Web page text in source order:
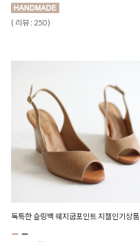
( 리뷰 : 250 )
독특한 슬링백 웨지굽포인트 지젤인기상품